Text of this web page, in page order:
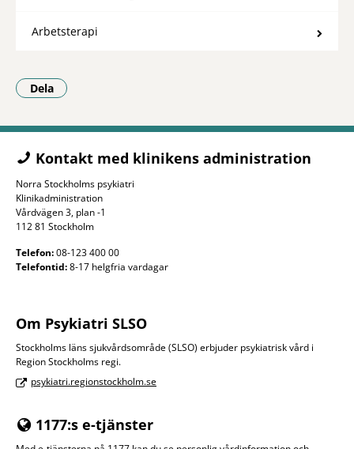
Arbetsterapi
Dela
- Klicka för att öppna delningsalternativ.
Kontakt med klinikens administration
Norra Stockholms psykiatri
Klinikadministration
Vårdvägen 3, plan -1
112 81 Stockholm
Telefon:08-123 400 00
Telefontid:8-17 helgfria vardagar
Om Psykiatri SLSO
Stockholms läns sjukvårdsområde (SLSO) erbjuder psykiatrisk vård i
Region Stockholms regi.
psykiatri.regionstockholm.se
1177:s e-tjänster